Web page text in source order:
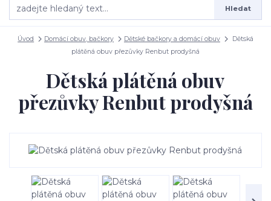
Hledat
Úvod Domácí obuv, bačkory Dětské bačkory a domácí obuv
Dětská
plátěná obuv přezůvky Renbut prodyšná
Dětská plátěná obuv
přezůvky Renbut prodyšná